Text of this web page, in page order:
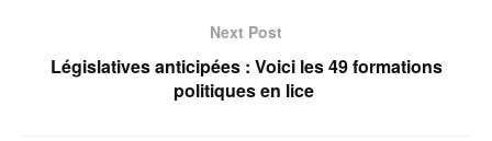
Next Post
Législatives anticipées : Voici les 49 formations
politiques en lice